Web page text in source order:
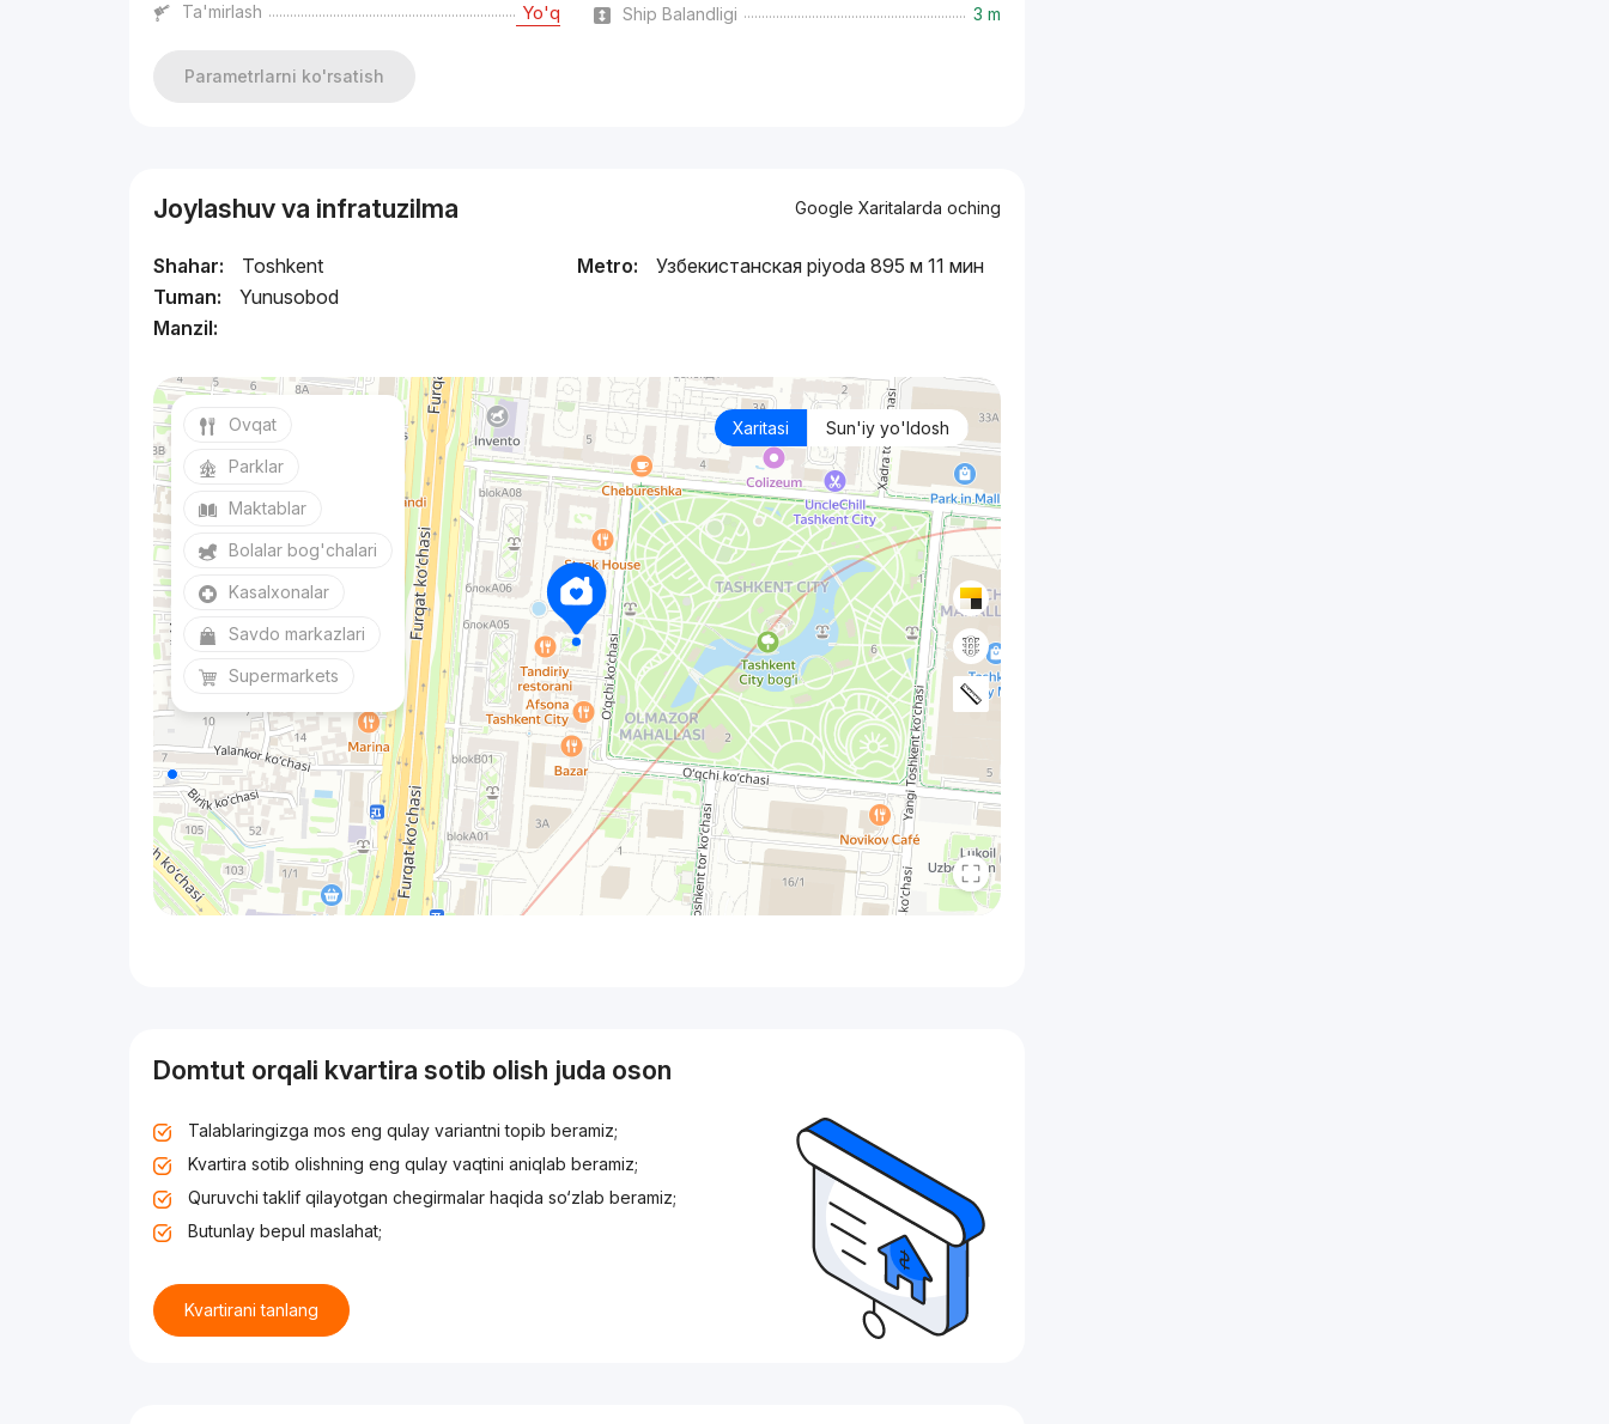
Ta'mirlash Yo'q Ship Balandligi 3 m
Parametrlarni ko'rsatish
Joylashuv va infratuzilma Google Xaritalarda oching
Shahar:
Toshkent
Tuman:
Yunusobod
Manzil:
Metro: Узбекистанская piyoda 895 м 11 мин
Xaritasi Sun'iy yo'ldosh
Ovqat
Parklar
Maktablar
Bolalar bog'chalari
Kasalxonalar
Savdo markazlari
Supermarkets
Domtut orqali kvartira sotib olish juda oson
Talablaringizga mos eng qulay variantni topib beramiz;
Kvartira sotib olishning eng qulay vaqtini aniqlab beramiz;
Quruvchi taklif qilayotgan chegirmalar haqida so‘zlab beramiz;
Butunlay bepul maslahat;
Kvartirani tanlang